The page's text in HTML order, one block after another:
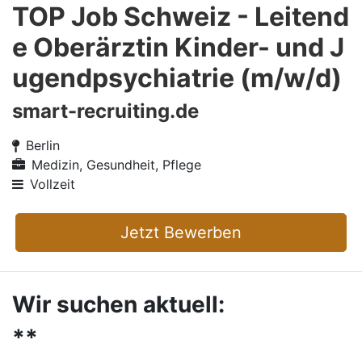
TOP Job Schweiz - Leitend
e Oberärztin Kinder- und J
ugendpsychiatrie (m/w/d)
smart-recruiting.de
Berlin
Medizin, Gesundheit, Pflege
Vollzeit
Jetzt Bewerben
Wir suchen aktuell:
**